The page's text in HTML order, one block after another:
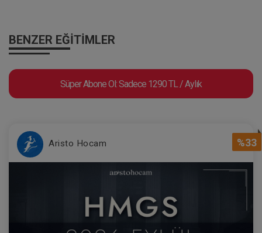
BENZER EĞITIMLER
Süper Abone Ol: Sadece 1290 TL / Aylık
%33
Aristo Hocam